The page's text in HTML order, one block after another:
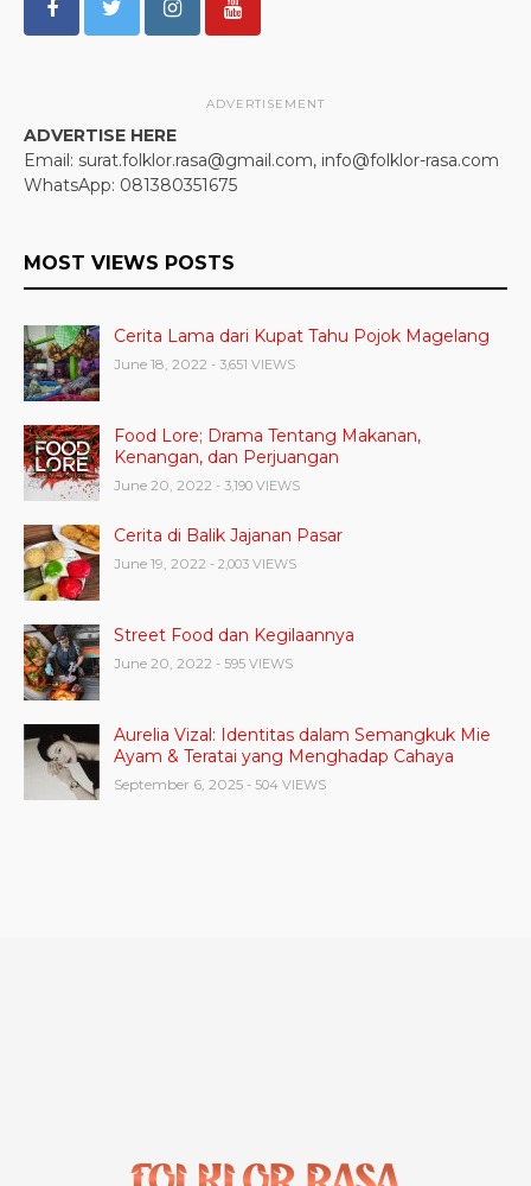
ADVERTISEMENT
ADVERTISE HERE
Email: surat.folklor.rasa@gmail.com, info@folklor-rasa.com
WhatsApp: 081380351675
MOST VIEWS POSTS
Cerita Lama dari Kupat Tahu Pojok Magelang
June 18, 2022 - 3,651 VIEWS
Food Lore; Drama Tentang Makanan,
Kenangan, dan Perjuangan
June 20, 2022 - 3,190 VIEWS
Cerita di Balik Jajanan Pasar
June 19, 2022 - 2,003 VIEWS
Street Food dan Kegilaannya
June 20, 2022 - 595 VIEWS
Aurelia Vizal: Identitas dalam Semangkuk Mie
Ayam & Teratai yang Menghadap Cahaya
September 6, 2025 - 504 VIEWS